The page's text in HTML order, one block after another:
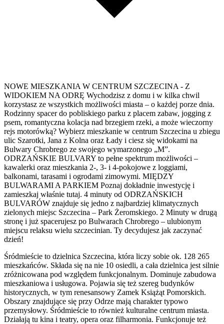
NOWE MIESZKANIA W CENTRUM SZCZECINA - Z
WIDOKIEM NA ODRĘ Wychodzisz z domu i w kilka chwil
korzystasz ze wszystkich możliwości miasta – o każdej porze dnia.
Rodzinny spacer do pobliskiego parku z placem zabaw, jogging z
psem, romantyczna kolacja nad brzegiem rzeki, a może wieczorny
rejs motorówką? Wybierz mieszkanie w centrum Szczecina u zbiegu
ulic Szarotki, Jana z Kolna oraz Łady i ciesz się widokami na
Bulwary Chrobrego ze swojego wymarzonego „M”.
ODRZAŃSKIE BULVARY to pełne spektrum możliwości –
kawalerki oraz mieszkania 2-, 3- i 4-pokojowe z loggiami,
balkonami, tarasami i ogrodami zimowymi. MIĘDZY
BULWARAMI A PARKIEM Poznaj dokładnie inwestycję i
zamieszkaj właśnie tutaj. 4 minuty od ODRZAŃSKICH
BULVARÓW znajduje się jedno z najbardziej klimatycznych
zielonych miejsc Szczecina – Park Żeromskiego. 2 Minuty w drugą
stronę i już spacerujesz po Bulwarach Chrobrego – ulubionym
miejscu relaksu wielu szczecinian. Ty decydujesz jak zaczynać
dzień!
Śródmieście to dzielnica Szczecina, która liczy sobie ok. 128 265
mieszkańców. Składa się na nie 10 osiedli, a cała dzielnica jest silnie
zróżnicowana pod względem funkcjonalnym. Dominuje zabudowa
mieszkaniowa i usługowa. Pojawia się też szereg budynków
historycznych, w tym renesansowy Zamek Książąt Pomorskich.
Obszary znajdujące się przy Odrze mają charakter typowo
przemysłowy. Śródmieście to również kulturalne centrum miasta.
Działają tu kina i teatry, opera oraz filharmonia. Funkcjonuje też